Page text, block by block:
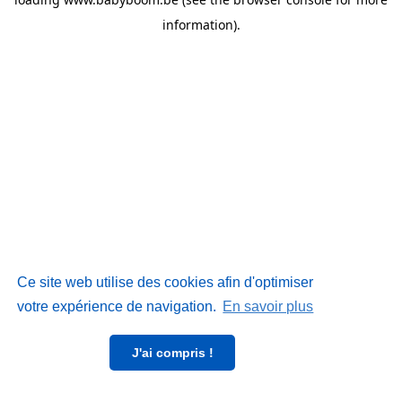
Ce site web utilise des cookies afin d'optimiser
votre expérience de navigation. En savoir plus
J'ai compris !
information).